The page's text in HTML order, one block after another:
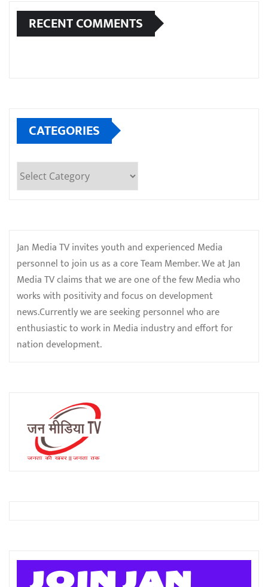
RECENT COMMENTS
CATEGORIES
Categories
Jan Media TV invites youth and experienced Media
personnel to join us as a core Team Member. We at Jan
Media TV claims that we are one of the few Media who
works with positivity and focus on development
news.Currently we are seeking personnel who are
enthusiastic to work in Media industry and effort for
nation development.
JOIN JAN